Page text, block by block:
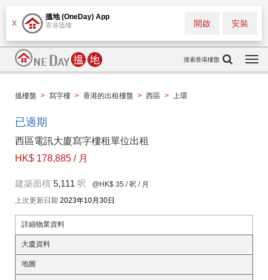
X
搵地 (OneDay) App
香港搵樓 安裝
開啟
搜索香港樓盤
搵樓盤 > 寫字樓 > 香港的出租樓盤 > 西區 > 上環
已過期
西區電訊大廈寫字樓租單位出租
HK$ 178,885 / 月
建築面積 5,111 呎 @HK$ 35 / 呎 / 月
上次更新日期 2023年10月30日
詳細物業資料
大廈資料
地圖